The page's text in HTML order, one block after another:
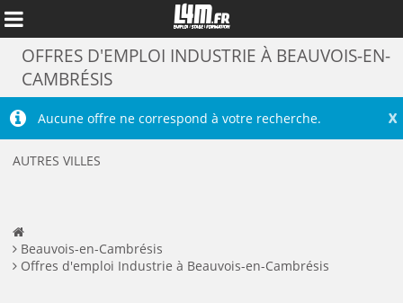
OFFRES D'EMPLOI INDUSTRIE À BEAUVOIS-EN-
CAMBRÉSIS
X
Aucune offre ne correspond à votre recherche.
AUTRES VILLES
Beauvois-en-Cambrésis
Offres d'emploi Industrie à Beauvois-en-Cambrésis